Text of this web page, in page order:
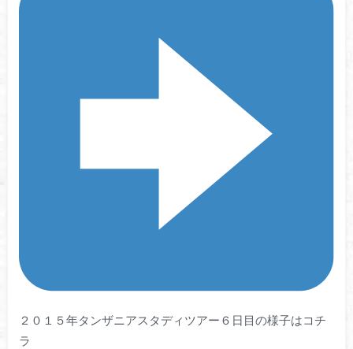
２０１５年タンザニアスタディツアー６日目の様子はコチ
ラ